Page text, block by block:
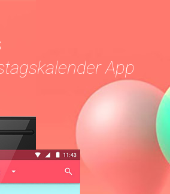
App